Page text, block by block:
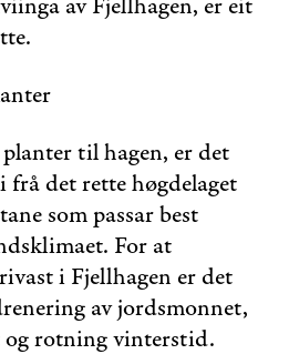
av Fjellhagen, er eit
til hagen, er det
det rette høgdelaget
som passar best
For at
i Fjellhagen er det
av jordsmonnet,
rotning vinterstid.